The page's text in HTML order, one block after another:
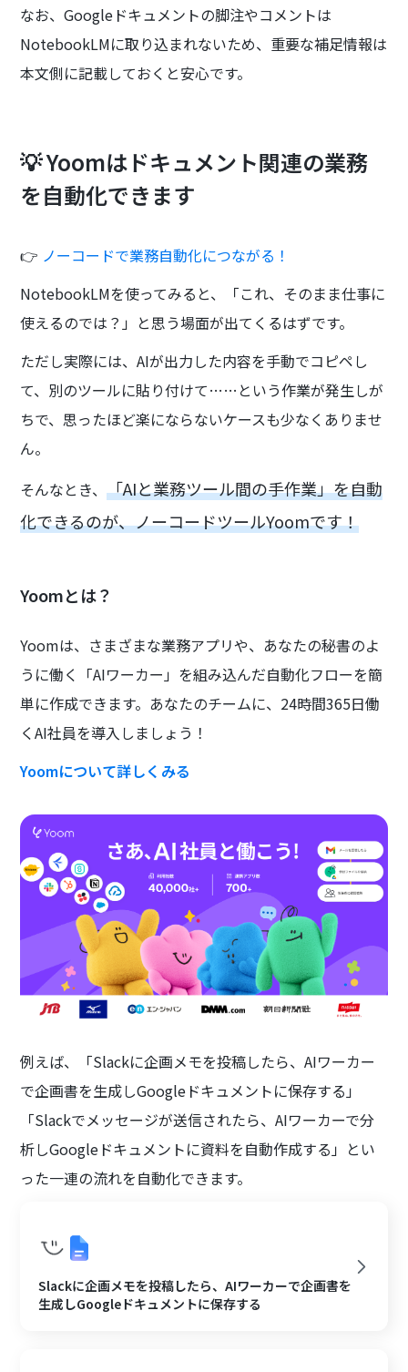
なお、Googleドキュメントの脚注やコメントは
NotebookLMに取り込まれないため、重要な補足情報は
本文側に記載しておくと安心です。
💡 Yoomはドキュメント関連の業務
を自動化できます
👉 ノーコードで業務自動化につながる！
NotebookLMを使ってみると、「これ、そのまま仕事に
使えるのでは？」と思う場面が出てくるはずです。
ただし実際には、AIが出力した内容を手動でコピペし
て、別のツールに貼り付けて……という作業が発生しが
ちで、思ったほど楽にならないケースも少なくありませ
ん。
そんなとき、「AIと業務ツール間の手作業」を自動
化できるのが、ノーコードツールYoomです！
Yoomとは？
Yoomは、さまざまな業務アプリや、あなたの秘書のよ
うに働く「AIワーカー」を組み込んだ自動化フローを簡
単に作成できます。あなたのチームに、24時間365日働
くAI社員を導入しましょう！
Yoomについて詳しくみる
例えば、「Slackに企画メモを投稿したら、AIワーカー
で企画書を生成しGoogleドキュメントに保存する」
「Slackでメッセージが送信されたら、AIワーカーで分
析しGoogleドキュメントに資料を自動作成する」とい
った一連の流れを自動化できます。
Slackに企画メモを投稿したら、AIワーカーで企画書を
生成しGoogleドキュメントに保存する